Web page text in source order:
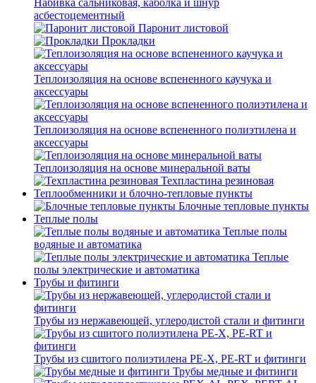
Набивка сальниковая, каболка и шнур
асбестоцементный
Паронит листовой
Прокладки
Теплоизоляция на основе вспененного каучука и
аксессуары
Теплоизоляция на основе вспененного полиэтилена и
аксессуары
Теплоизоляция на основе минеральной ваты
Техпластина резиновая
Теплообменники и блочно-тепловые пункты
Блочные тепловые пункты
Теплые полы
Теплые полы
водяные и автоматика
Теплые
полы электрические и автоматика
Трубы и фитинги
Трубы из нержавеющей, углеродистой стали и фитинги
Трубы из сшитого полиэтилена PE-X, PE-RT и фитинги
Трубы медные и фитинги